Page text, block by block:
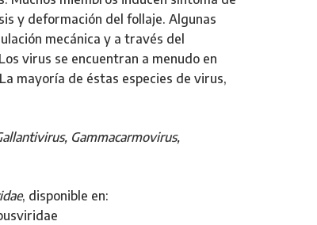
y deformación del follaje. Algunas
mecánica y a través del
virus se encuentran a menudo en
mayoría de éstas especies de virus,
Gammacarmovirus,
, disponible en: